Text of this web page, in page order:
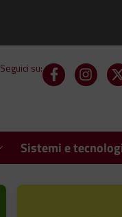
Seguici su:
Sistemi e